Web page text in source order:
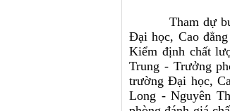
Tham dự
Đại học, Cao
Kiểm định chất
Trung - Trưởng
trường Đại học,
Long - Nguyên